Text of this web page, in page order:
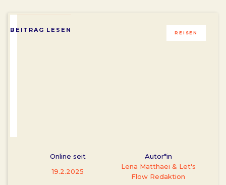
REISEN
Online seit
19.2.2025
Autor*in
Lena Matthaei & Let's
Flow Redaktion
BEITRAG LESEN